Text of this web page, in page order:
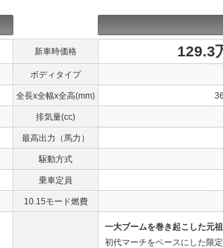
新車時価格 129.3
ボディタイプ
全長x全幅x全高(mm)
排気量(cc)
最高出力（馬力）
駆動方式
乗車定員
10.15モード燃費
一大ブームを巻き起こした元
初代マーチをベースにした限